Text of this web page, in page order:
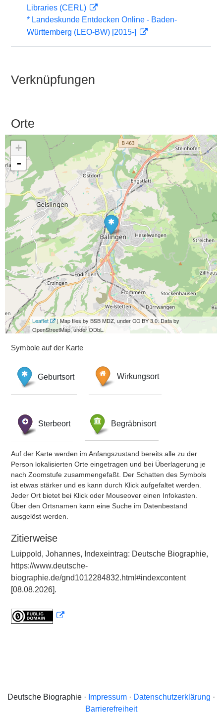
Libraries (CERL)
* Landeskunde Entdecken Online - Baden-
Württemberg (LEO-BW) [2015-]
Verknüpfungen
Orte
+
-
Leaflet
| Map tiles by BSB MDZ, under CC BY 3.0. Data by
OpenStreetMap, under ODbL.
Symbole auf der Karte
Geburtsort Wirkungsort
Sterbeort Begräbnisort
Auf der Karte werden im Anfangszustand bereits alle zu der
Person lokalisierten Orte eingetragen und bei Überlagerung je
nach Zoomstufe zusammengefaßt. Der Schatten des Symbols
ist etwas stärker und es kann durch Klick aufgefaltet werden.
Jeder Ort bietet bei Klick oder Mouseover einen Infokasten.
Über den Ortsnamen kann eine Suche im Datenbestand
ausgelöst werden.
Zitierweise
Luippold, Johannes, Indexeintrag: Deutsche Biographie,
https://www.deutsche-
biographie.de/gnd1012284832.html#indexcontent
[08.08.2026].
Deutsche Biographie · Impressum· Datenschutzerklärung ·
Barrierefreiheit